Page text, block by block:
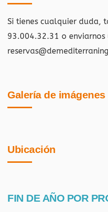
Si tienes cualquier duda,
93.004.32.31 o
Galería de imágenes
Ubicación
FIN DE AÑO POR